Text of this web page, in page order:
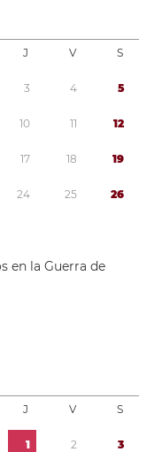
J V S
3 4 5
10 11 12
17 18 19
24 25 26
en la Guerra de
J V S
1 2 3